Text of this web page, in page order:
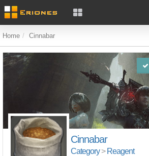
Home Cinnabar
Cinnabar
Category> Reagent